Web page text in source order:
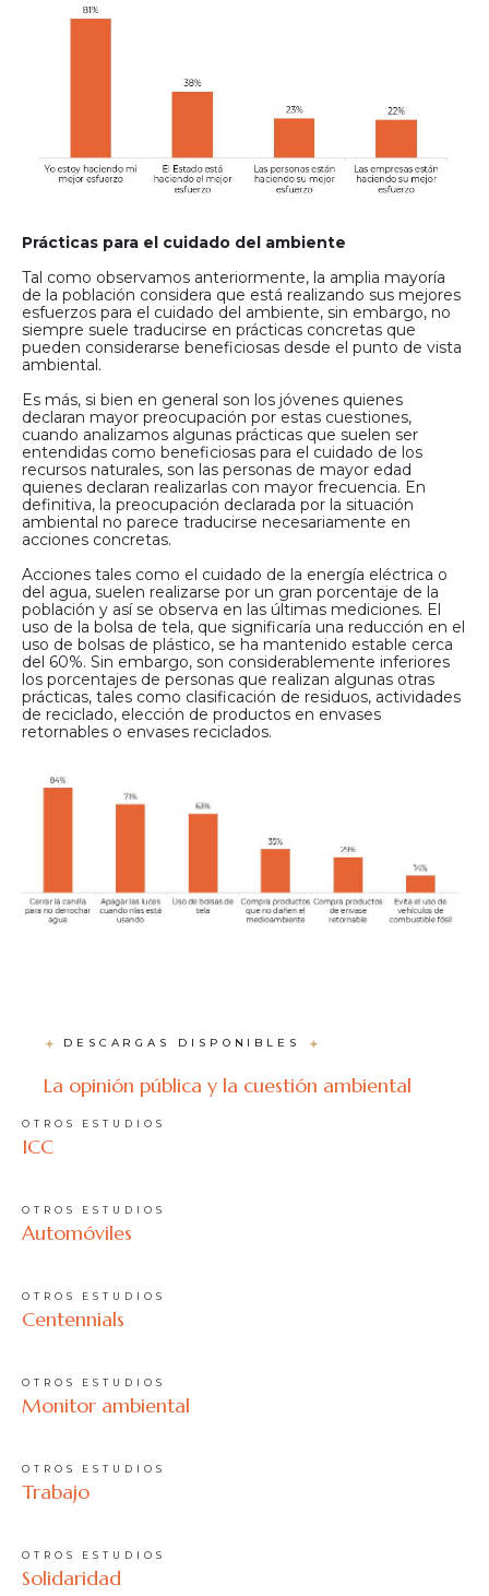
Prácticas para el cuidado del ambiente
Tal como observamos anteriormente, la amplia mayoría
de la población considera que está realizando sus mejores
esfuerzos para el cuidado del ambiente, sin embargo, no
siempre suele traducirse en prácticas concretas que
pueden considerarse beneficiosas desde el punto de vista
ambiental.
Es más, si bien en general son los jóvenes quienes
declaran mayor preocupación por estas cuestiones,
cuando analizamos algunas prácticas que suelen ser
entendidas como beneficiosas para el cuidado de los
recursos naturales, son las personas de mayor edad
quienes declaran realizarlas con mayor frecuencia. En
definitiva, la preocupación declarada por la situación
ambiental no parece traducirse necesariamente en
acciones concretas.
Acciones tales como el cuidado de la energía eléctrica o
del agua, suelen realizarse por un gran porcentaje de la
población y así se observa en las últimas mediciones. El
uso de la bolsa de tela, que significaría una reducción en el
uso de bolsas de plástico, se ha mantenido estable cerca
del 60%. Sin embargo, son considerablemente inferiores
los porcentajes de personas que realizan algunas otras
prácticas, tales como clasificación de residuos, actividades
de reciclado, elección de productos en envases
retornables o envases reciclados.
DESCARGAS DISPONIBLES
La opinión pública y la cuestión ambiental
OTROS ESTUDIOS
ICC
OTROS ESTUDIOS
Automóviles
OTROS ESTUDIOS
Centennials
OTROS ESTUDIOS
Monitor ambiental
OTROS ESTUDIOS
Trabajo
OTROS ESTUDIOS
Solidaridad